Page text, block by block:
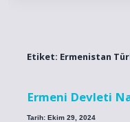
Etiket: Ermenistan
Ermeni Devleti
Tarih: Ekim 29, 2024